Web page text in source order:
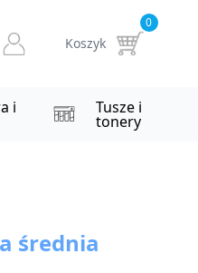
Koszyk
0
i Tusze i
tonery
średnia